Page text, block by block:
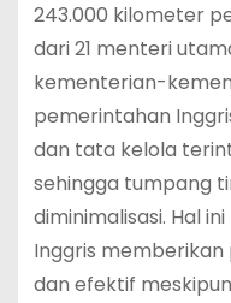
243.000 kilometer
dari 21 menteri
kementerian-
pemerintahan
dan tata kelola
sehingga tumpang
diminimalisasi. Hal
Inggris
dan efektif